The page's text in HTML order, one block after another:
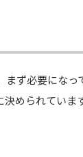
ず必要になっ
められてい